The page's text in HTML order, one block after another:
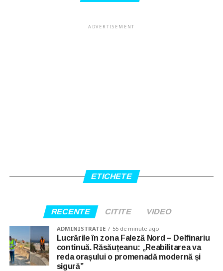
ADVERTISEMENT
ETICHETE
RECENTE CITITE VIDEO
ADMINISTRATIE 55 de minute ago
Lucrările în zona Faleză Nord – Delfinariu
continuă. Răsăuțeanu: „Reabilitarea va
reda orașului o promenadă modernă și
sigură”